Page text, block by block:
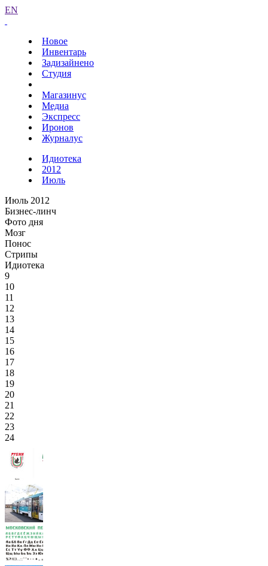
EN
Новое
Инвентарь
Задизайнено
Студия
Магазинус
Медиа
Экспресс
Иронов
Журналус
Идиотека
2012
Июль
Июль 2012
Бизнес-линч
Фото дня
Мозг
Понос
Стрипы
Идиотека
9
10
11
12
13
14
15
16
17
18
19
20
21
22
23
24